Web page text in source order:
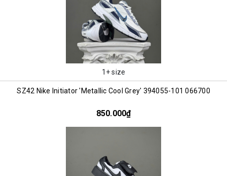
1+ size
SZ42 Nike Initiator 'Metallic Cool Grey' 394055-101 066700
850.000₫